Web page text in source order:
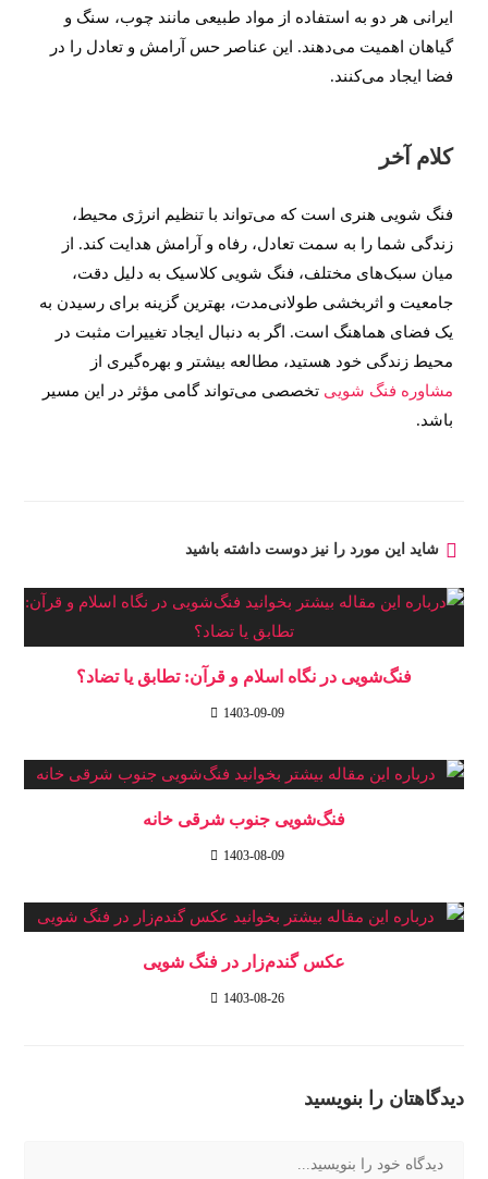
ایرانی هر دو به استفاده از مواد طبیعی مانند چوب، سنگ و
گیاهان اهمیت می‌دهند. این عناصر حس آرامش و تعادل را در
فضا ایجاد می‌کنند.
کلام آخر
فنگ شویی هنری است که می‌تواند با تنظیم انرژی محیط،
زندگی شما را به سمت تعادل، رفاه و آرامش هدایت کند. از
میان سبک‌های مختلف، فنگ شویی کلاسیک به دلیل دقت،
جامعیت و اثربخشی طولانی‌مدت، بهترین گزینه برای رسیدن به
یک فضای هماهنگ است. اگر به دنبال ایجاد تغییرات مثبت در
محیط زندگی خود هستید، مطالعه بیشتر و بهره‌گیری از
مشاوره فنگ شویی تخصصی می‌تواند گامی مؤثر در این مسیر
باشد.
شاید این مورد را نیز دوست داشته باشید
فنگ‌شویی در نگاه اسلام و قرآن: تطابق یا تضاد؟
1403-09-09
فنگ‌شویی جنوب شرقی خانه
1403-08-09
عکس گندم‌زار در فنگ شویی
1403-08-26
دیدگاهتان را بنویسید